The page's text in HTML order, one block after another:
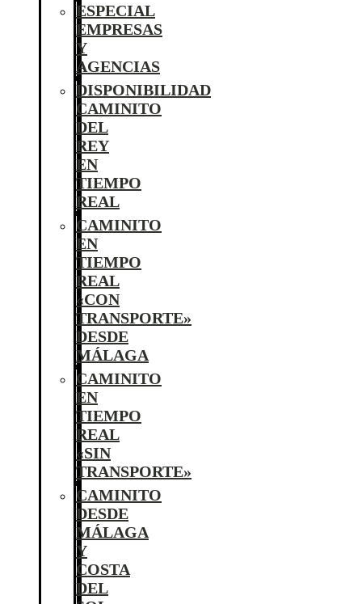
ESPECIAL
EMPRESAS
Y
AGENCIAS
DISPONIBILIDAD
CAMINITO
DEL
REY
EN
TIEMPO
REAL
CAMINITO
EN
TIEMPO
REAL
«CON
TRANSPORTE»
DESDE
MÁLAGA
CAMINITO
EN
TIEMPO
REAL
«SIN
TRANSPORTE»
CAMINITO
DESDE
MÁLAGA
Y
COSTA
DEL